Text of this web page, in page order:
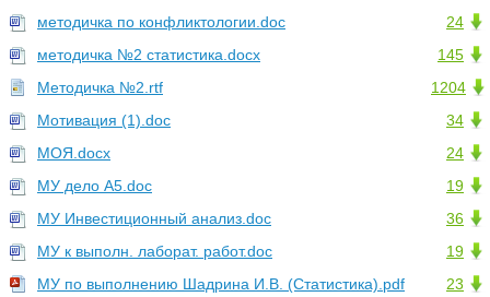
24
методичка по конфликтологии.doc
145
методичка №2 статистика.docx
1204
Методичка №2.rtf
34
Мотивация (1).doc
24
МОЯ.docx
19
МУ дело А5.doc
36
МУ Инвестиционный анализ.doc
19
МУ к выполн. лаборат. работ.doc
23
МУ по выполнению Шадрина И.В. (Статистика).pdf